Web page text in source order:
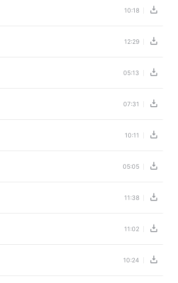
10:18
12:29
05:13
07:31
10:11
05:05
11:38
11:02
10:24